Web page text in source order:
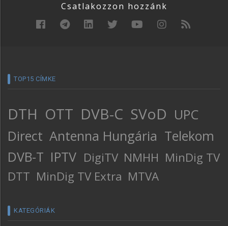
Csatlakozzon hozzánk
TOP15 CÍMKE
DTH OTT DVB-C SVoD UPC
Direct Antenna Hungária Telekom
DVB-T IPTV DigiTV NMHH MinDig TV
DTT MinDig TV Extra MTVA
KATEGÓRIÁK